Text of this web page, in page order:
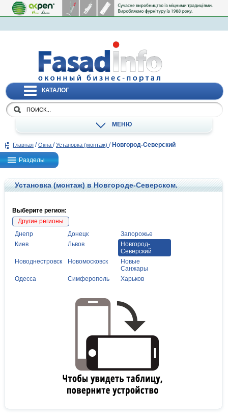
КАТАЛОГ
МЕНЮ
Главная / Окна / Установка (монтаж) / Новгород-Северский
Разделы
Установка (монтаж) в Новгороде-Северском.
Выберите регион:
Другие регионы
Днепр
Донецк
Запорожье
Киев
Львов
Новгород-
Северский
Новоднестровск
Новомосковск
Новые
Санжары
Одесса
Симферополь Харьков